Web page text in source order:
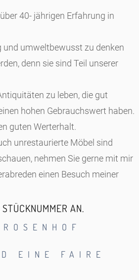
40- jährigen Erfahrung in
und umweltbewusst zu denken
denn sie sind Teil unserer
zu leben, die gut
hohen Gebrauchswert haben.
guten Werterhalt.
unrestaurierte Möbel sind
nehmen Sie gerne mit mir
einen Besuch meiner
AN.
EINE FAIRE